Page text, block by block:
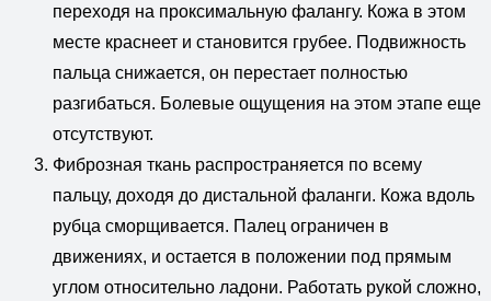
переходя на проксимальную фалангу. Кожа в этом
месте краснеет и становится грубее. Подвижность
пальца снижается, он перестает полностью
разгибаться. Болевые ощущения на этом этапе еще
отсутствуют.
Фиброзная ткань распространяется по всему
пальцу, доходя до дистальной фаланги. Кожа вдоль
рубца сморщивается. Палец ограничен в
движениях, и остается в положении под прямым
углом относительно ладони. Работать рукой сложно,